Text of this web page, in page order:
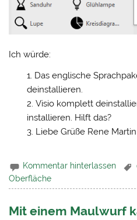
Ich würde:
Das englische
deinstallieren.
Visio komplett
installieren. Hilft das?
Liebe Grüße Rene Martin
Kommentar hinterlassen
Oberfläche
Mit einem Maulwurf